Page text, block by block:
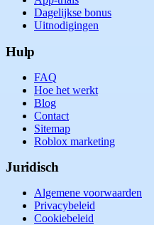
Dagelijkse bonus
Uitnodigingen
Hulp
FAQ
Hoe het werkt
Blog
Contact
Sitemap
Roblox marketing
Juridisch
Algemene voorwaarden
Privacybeleid
Cookiebeleid